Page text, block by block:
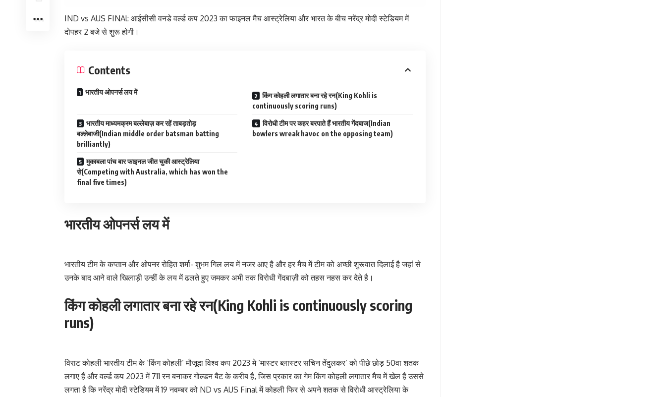
IND vs AUS FINAl: आईसीसी वनडे वर्ल्ड कप 2023 का फाइनल मैच आस्ट्रेलिया और भारत के बीच नरेंद्र मोदी स्टेडियम में
दोपहर 2 बजे से शुरू होगी।
Contents
भारतीय ओपनर्स लय में
किंग कोहली लगातार बना रहे रन(King Kohli is
continuously scoring runs)
भारतीय माध्यमक्रम बल्लेबाज़ कर रहें ताबड़तोड़
बल्लेबाजी(Indian middle order batsman batting
brilliantly)
विरोधी टीम पर कहर बरपाते हैं भारतीय गेंदबाज(Indian
bowlers wreak havoc on the opposing team)
मुकाबला पांच बार फाइनल जीत चुकी आस्ट्रेलिया
से(Competing with Australia, which has won the
final five times)
भारतीय ओपनर्स लय में
भारतीय टीम के कप्तान और ओपनर रोहित शर्मा- शुभम गिल लय में नजर आए है और हर मैच में टीम को अच्छी शुरूवात दिलाई है जहां से
उनके बाद आने वाले खिलाड़ी उन्हीं के लय में ढलते हुए जमकर अभी तक विरोधी गेंदबाज़ी को तहस नहस कर देते है।
किंग कोहली लगातार बना रहे रन(King Kohli is continuously scoring
runs)
विराट कोहली भारतीय टीम के ‘किंग कोहली’ मौजूदा विश्व कप 2023 मे ‘मास्टर ब्लास्टर सचिन तेंदुलकर’ को पीछे छोड़ 50वा शतक
लगाए हैं और वर्ल्ड कप 2023 में 711 रन बनाकर गोल्डन बैट के करीब है, जिस प्रकार का गेम किंग कोहली लगातार मैच में खेल है उससे
लगता है कि नरेंद्र मोदी स्टेडियम में 19 नवम्बर को ND vs AUS Final में कोहली फिर से अपने शतक से विरोधी आस्ट्रेलिया के